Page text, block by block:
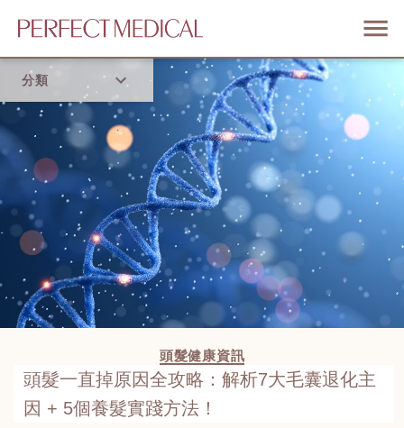
分類
首頁
流行趨勢
頭髮健康資訊
頭髮一直掉原因全攻略：解析7大毛囊退化主
因 + 5個養髮實踐方法！